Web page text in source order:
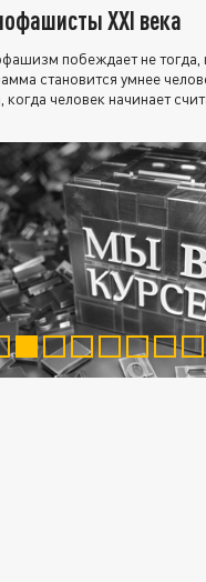
XXI века
побеждает не тогда,
становится умнее
когда человек начинает